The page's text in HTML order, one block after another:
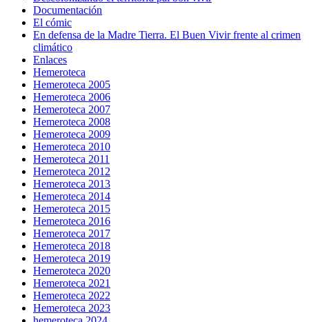
Documentación
El cómic
En defensa de la Madre Tierra. El Buen Vivir frente al crimen
climático
Enlaces
Hemeroteca
Hemeroteca 2005
Hemeroteca 2006
Hemeroteca 2007
Hemeroteca 2008
Hemeroteca 2009
Hemeroteca 2010
Hemeroteca 2011
Hemeroteca 2012
Hemeroteca 2013
Hemeroteca 2014
Hemeroteca 2015
Hemeroteca 2016
Hemeroteca 2017
Hemeroteca 2018
Hemeroteca 2019
Hemeroteca 2020
Hemeroteca 2021
Hemeroteca 2022
Hemeroteca 2023